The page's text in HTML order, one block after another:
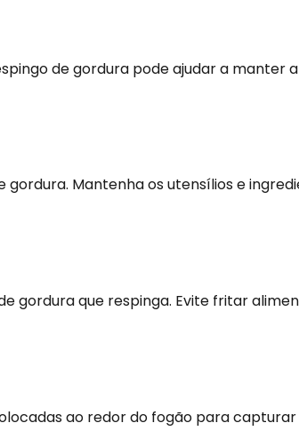
de gordura pode ajudar a manter
Mantenha os utensílios e
gordura que respinga. Evite fritar
ao redor do fogão para capturar